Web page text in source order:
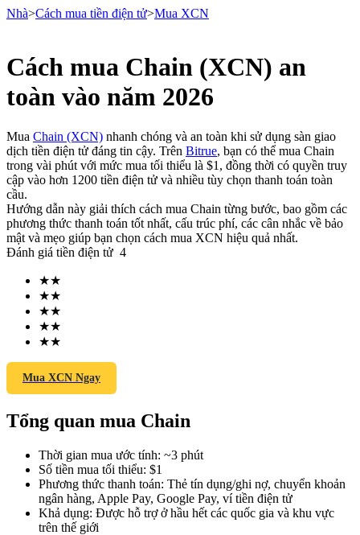
Hợp đồng tương lai
USDT Futures
COIN-M Futures
Futures sử dụng token làm tài sản thế chấp
TradFi
Nhà>Cách mua tiền điện tử>Mua XCN
Cách mua Chain (XCN) an
toàn vào năm 2026
Mua Chain (XCN) nhanh chóng và an toàn khi sử dụng sàn giao
dịch tiền điện tử đáng tin cậy. Trên Bitrue, bạn có thể mua Chain
trong vài phút với mức mua tối thiểu là $1, đồng thời có quyền truy
cập vào hơn 1200 tiền điện tử và nhiều tùy chọn thanh toán toàn
cầu.
Hướng dẫn này giải thích cách mua Chain từng bước, bao gồm các
phương thức thanh toán tốt nhất, cấu trúc phí, các cân nhắc về bảo
mật và mẹo giúp bạn chọn cách mua XCN hiệu quả nhất.
Đánh giá tiền điện tử 4
★★
★★
★★
★★
★★
Mua XCN Ngay
Tổng quan mua Chain
Thời gian mua ước tính: ~3 phút
Số tiền mua tối thiểu: $1
Phương thức thanh toán: Thẻ tín dụng/ghi nợ, chuyển khoản
ngân hàng, Apple Pay, Google Pay, ví tiền điện tử
Khả dụng: Được hỗ trợ ở hầu hết các quốc gia và khu vực
trên thế giới